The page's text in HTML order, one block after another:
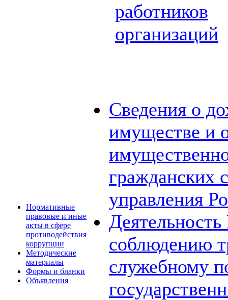
работников
организаций
Нормативные
правовые и иные
акты в сфере
противодействия
коррупции
Методические
материалы
Формы и бланки
Объявления
Сведения о
имуществе и
гражданских
управления
соблюдению
служебному